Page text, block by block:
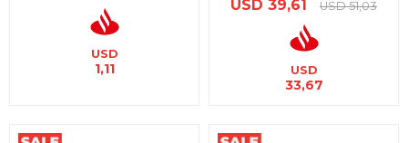
USD
1,11
USD 39,61 USD 51,03
USD
33,67